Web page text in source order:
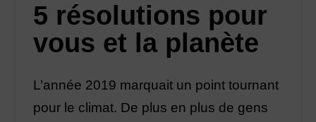
5 résolutions pour
vous et la planète
L’année 2019 marquait un point tournant
pour le climat. De plus en plus de gens